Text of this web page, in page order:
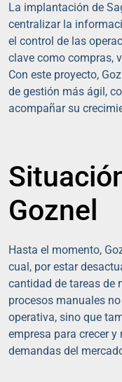
La implantación de
centralizar la
el control de las
clave como compras,
Con este proyecto,
de gestión más ágil,
acompañar su
Goznel
Hasta el momento,
cual, por estar
cantidad de tareas de
procesos manuales
operativa, sino que
empresa para crecer
demandas del